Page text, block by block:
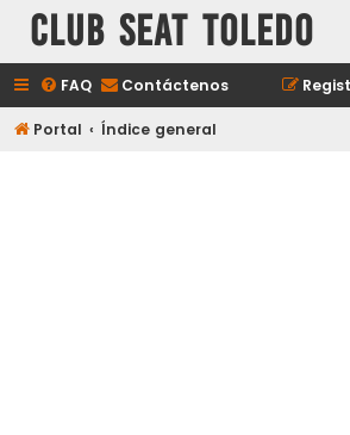
Club Seat Toledo
FAQ Contáctenos
Portal Índice general